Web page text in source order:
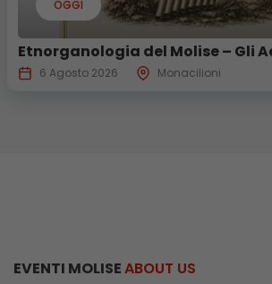
OGGI
Etnorganologia del Molise – Gli
6 Agosto 2026 Monacilioni
EVENTI MOLISEABOUT US